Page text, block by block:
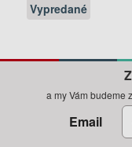
Vypredané
a my Vám budeme
Email